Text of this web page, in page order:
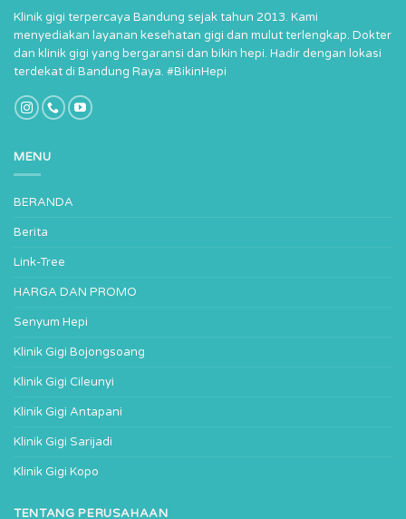
Klinik gigi terpercaya Bandung sejak tahun 2013. Kami
menyediakan layanan kesehatan gigi dan mulut terlengkap. Dokter
dan klinik gigi yang bergaransi dan bikin hepi. Hadir dengan lokasi
terdekat di Bandung Raya. #BikinHepi
MENU
BERANDA
Berita
Link-Tree
HARGA DAN PROMO
Senyum Hepi
Klinik Gigi Bojongsoang
Klinik Gigi Cileunyi
Klinik Gigi Antapani
Klinik Gigi Sarijadi
Klinik Gigi Kopo
TENTANG PERUSAHAAN